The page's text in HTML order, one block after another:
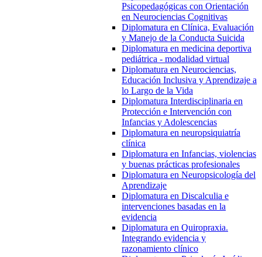
Psicopedagógicas con Orientación
en Neurociencias Cognitivas
Diplomatura en Clínica, Evaluación
y Manejo de la Conducta Suicida
Diplomatura en medicina deportiva
pediátrica - modalidad virtual
Diplomatura en Neurociencias,
Educación Inclusiva y Aprendizaje a
lo Largo de la Vida
Diplomatura Interdisciplinaria en
Protección e Intervención con
Infancias y Adolescencias
Diplomatura en neuropsiquiatría
clínica
Diplomatura en Infancias, violencias
y buenas prácticas profesionales
Diplomatura en Neuropsicología del
Aprendizaje
Diplomatura en Discalculia e
intervenciones basadas en la
evidencia
Diplomatura en Quiropraxia.
Integrando evidencia y
razonamiento clínico